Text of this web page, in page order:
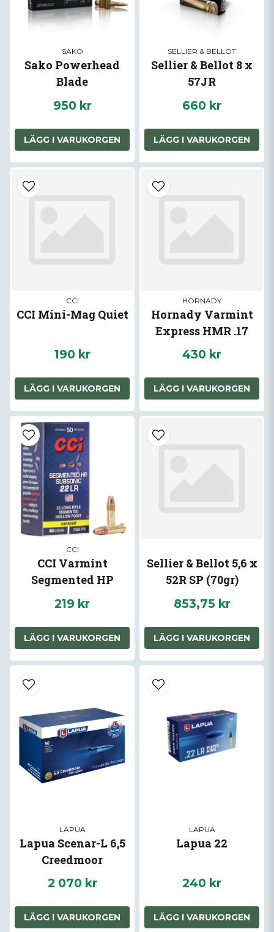
SAKO
Sako Powerhead
Blade
950 kr
LÄGG I VARUKORGEN
SELLIER & BELLOT
Sellier & Bellot 8 x
57JR
660 kr
LÄGG I VARUKORGEN
CCI
CCI Mini-Mag Quiet
190 kr
LÄGG I VARUKORGEN
HORNADY
Hornady Varmint
Express HMR .17
HMR
430 kr
LÄGG I VARUKORGEN
CCI
CCI Varmint
Segmented HP
Subsonic
219 kr
LÄGG I VARUKORGEN
Sellier & Bellot 5,6 x
52R SP (70gr)
853,75 kr
LÄGG I VARUKORGEN
LAPUA
Lapua Scenar-L 6,5
Creedmoor
2 070 kr
LÄGG I VARUKORGEN
LAPUA
Lapua 22
240 kr
LÄGG I VARUKORGEN